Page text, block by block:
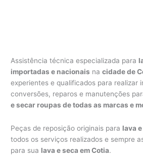
Assistência técnica especializada para
importadas e nacionais nacidade de
experientes e qualificados para realizar
conversões, reparos e manutenções
e secar roupas de todas as marcas e
Peças de reposição originais para lava
todos os serviços realizados e sempre
para sua lava e seca em Cotia.